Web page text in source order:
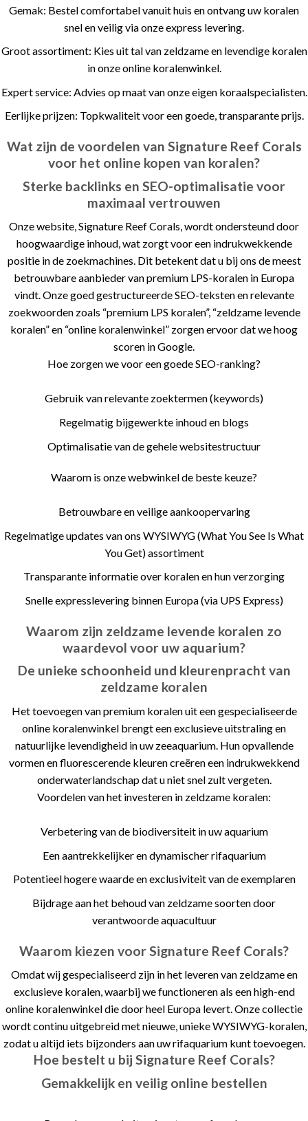
Gemak: Bestel comfortabel vanuit huis en ontvang uw koralen
snel en veilig via onze express levering.
Groot assortiment: Kies uit tal van zeldzame en levendige koralen
in onze online koralenwinkel.
Expert service: Advies op maat van onze eigen koraalspecialisten.
Eerlijke prijzen: Topkwaliteit voor een goede, transparante prijs.
Wat zijn de voordelen van Signature Reef Corals
voor het online kopen van koralen?
Sterke backlinks en SEO-optimalisatie voor
maximaal vertrouwen
Onze website,Signature Reef Corals, wordt ondersteund door
hoogwaardige inhoud, wat zorgt voor een indrukwekkende
positie in de zoekmachines. Dit betekent dat u bij ons de meest
betrouwbare aanbieder van premium LPS-koralen in Europa
vindt. Onze goed gestructureerde SEO-teksten en relevante
zoekwoorden zoals “premium LPS koralen”, “zeldzame levende
koralen” en “online koralenwinkel” zorgen ervoor dat we hoog
scoren in Google.
Hoe zorgen we voor een goede SEO-ranking?
Gebruik van relevante zoektermen (keywords)
Regelmatig bijgewerkte inhoud en blogs
Optimalisatie van de gehele websitestructuur
Waarom is onze webwinkel de beste keuze?
Betrouwbare en veilige aankoopervaring
Regelmatige updates van ons WYSIWYG (What You See Is What
You Get) assortiment
Transparante informatie over koralen en hun verzorging
Snelle expresslevering binnen Europa (via UPS Express)
Waarom zijn zeldzame levende koralen zo
waardevol voor uw aquarium?
De unieke schoonheid und kleurenpracht van
zeldzame koralen
Het toevoegen van premium koralen uit een gespecialiseerde
online koralenwinkel brengt een exclusieve uitstraling en
natuurlijke levendigheid in uw zeeaquarium. Hun opvallende
vormen en fluorescerende kleuren creëren een indrukwekkend
onderwaterlandschap dat u niet snel zult vergeten.
Voordelen van het investeren in zeldzame koralen:
Verbetering van de biodiversiteit in uw aquarium
Een aantrekkelijker en dynamischer rifaquarium
Potentieel hogere waarde en exclusiviteit van de exemplaren
Bijdrage aan het behoud van zeldzame soorten door
verantwoorde aquacultuur
Waarom kiezen voor Signature Reef Corals?
Omdat wij gespecialiseerd zijn in het leveren van zeldzame en
exclusieve koralen, waarbij we functioneren als een high-end
online koralenwinkel die door heel Europa levert. Onze collectie
wordt continu uitgebreid met nieuwe, unieke WYSIWYG-koralen,
zodat u altijd iets bijzonders aan uw rifaquarium kunt toevoegen.
Hoe bestelt u bij Signature Reef Corals?
Gemakkelijk en veilig online bestellen